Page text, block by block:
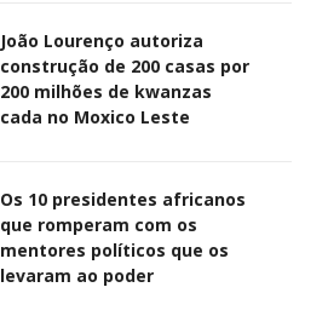
João Lourenço autoriza
construção de 200 casas por
200 milhões de kwanzas
cada no Moxico Leste
Os 10 presidentes africanos
que romperam com os
mentores políticos que os
levaram ao poder